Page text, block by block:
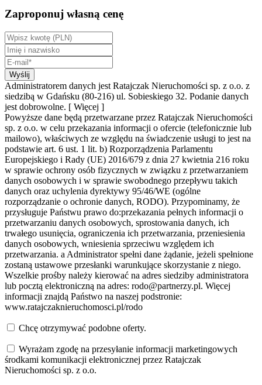
Zaproponuj własną cenę
Wyślij
Administratorem danych jest Ratajczak Nieruchomości sp. z o.o. z
siedzibą w Gdańsku (80-216) ul. Sobieskiego 32. Podanie danych
jest dobrowolne. [ Więcej ]
Powyższe dane będą przetwarzane przez Ratajczak Nieruchomości
sp. z o.o. w celu przekazania informacji o ofercie (telefonicznie lub
mailowo), właściwych ze względu na świadczenie usługi to jest na
podstawie art. 6 ust. 1 lit. b) Rozporządzenia Parlamentu
Europejskiego i Rady (UE) 2016/679 z dnia 27 kwietnia 216 roku
w sprawie ochrony osób fizycznych w związku z przetwarzaniem
danych osobowych i w sprawie swobodnego przepływu takich
danych oraz uchylenia dyrektywy 95/46/WE (ogólne
rozporządzanie o ochronie danych, RODO). Przypominamy, że
przysługuje Państwu prawo do:przekazania pełnych informacji o
przetwarzaniu danych osobowych, sprostowania danych, ich
trwałego usunięcia, ograniczenia ich przetwarzania, przeniesienia
danych osobowych, wniesienia sprzeciwu względem ich
przetwarzania. a Administrator spełni dane żądanie, jeżeli spełnione
zostaną ustawowe przesłanki warunkujące skorzystanie z niego.
Wszelkie prośby należy kierować na adres siedziby administratora
lub pocztą elektroniczną na adres: rodo@partnerzy.pl. Więcej
informacji znajdą Państwo na naszej podstronie:
www.ratajczaknieruchomosci.pl/rodo
Chcę otrzymywać podobne oferty.
Wyrażam zgodę na przesyłanie informacji marketingowych
środkami komunikacji elektronicznej przez Ratajczak
Nieruchomości sp. z o.o.